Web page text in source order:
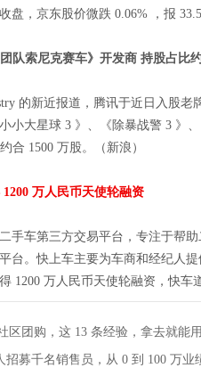
盘，京东股价微跌 0.06% ，报
队索尼克赛车》开发商 持股占比
的新近报道，腾讯于近日入股
小大星球 3 》、《除暴战警 3 》
合 1500 万股。（新浪）
万人民币天使轮融资
手车第三方交易平台，专注于帮
台。快上车主要为车商和经纪人
1200 万人民币天使轮融资，快车
区团购，这 13 条经验，拿去就能用
招募千名销售员，从 0 到 100 万业